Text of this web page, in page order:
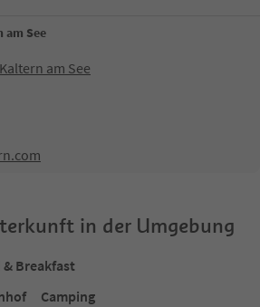
See
am See
in der Umgebung
& Breakfast
Camping